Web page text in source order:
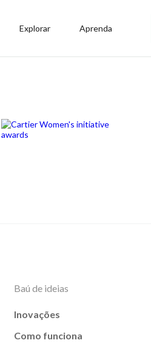
Explorar Aprenda
Baú de ideias
Inovações
Como funciona